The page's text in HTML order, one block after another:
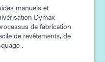
manuels et
Dymax
de fabrication
de revêtements, de
.